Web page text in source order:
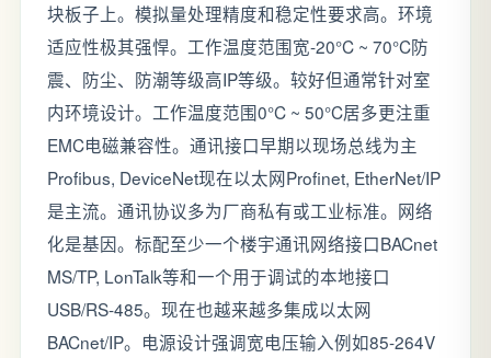
块板子上。模拟量处理精度和稳定性要求高。环境
适应性极其强悍。工作温度范围宽-20°C ~ 70°C防
震、防尘、防潮等级高IP等级。较好但通常针对室
内环境设计。工作温度范围0°C ~ 50°C居多更注重
EMC电磁兼容性。通讯接口早期以现场总线为主
Profibus, DeviceNet现在以太网Profinet, EtherNet/IP
是主流。通讯协议多为厂商私有或工业标准。网络
化是基因。标配至少一个楼宇通讯网络接口BACnet
MS/TP, LonTalk等和一个用于调试的本地接口
USB/RS-485。现在也越来越多集成以太网
BACnet/IP。电源设计强调宽电压输入例如85-264V